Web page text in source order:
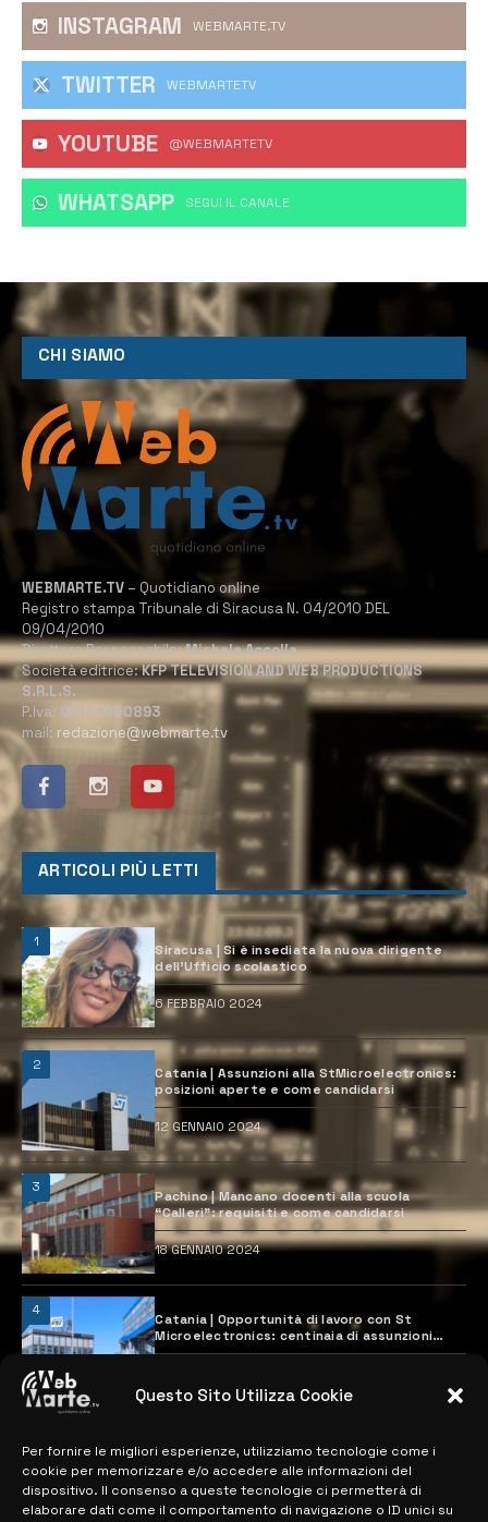
Questo Sito Utilizza Cookie
Per fornire le migliori esperienze, utilizziamo tecnologie come i
cookie per memorizzare e/o accedere alle informazioni del
dispositivo. Il consenso a queste tecnologie ci permetterà di
elaborare dati come il comportamento di navigazione o ID unici su
INSTAGRAM WEBMARTE.TV
TWITTER WEBMARTETV
YOUTUBE @WEBMARTETV
WHATSAPP ‎SEGUI IL CANALE
CHI SIAMO
WEBMARTE.TV – Quotidiano online
Registro stampa Tribunale di Siracusa N. 04/2010 DEL
09/04/2010
Direttore Responsabile:Michele Accolla
Società editrice:KFP TELEVISION AND WEB PRODUCTIONS
S.R.L.S.
P.Iva: 02184950893
mail: redazione@webmarte.tv
ARTICOLI PIÙ LETTI
1
Siracusa | Si è insediata la nuova dirigente
dell’Ufficio scolastico
6 FEBBRAIO 2024
2
Catania | Assunzioni alla StMicroelectronics:
posizioni aperte e come candidarsi
12 GENNAIO 2024
3
Pachino | Mancano docenti alla scuola
“Calleri”: requisiti e come candidarsi
18 GENNAIO 2024
4
Catania | Opportunità di lavoro con St
Microelectronics: centinaia di assunzioni
previste
MAPPA DEL SITO
> NOTIZIE